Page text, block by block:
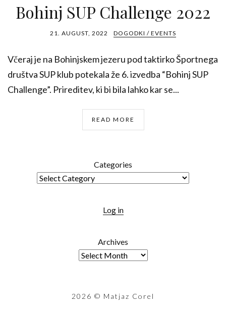
Bohinj SUP Challenge 2022
21. AUGUST, 2022 DOGODKI / EVENTS
Včeraj je na Bohinjskem jezeru pod taktirko Športnega
društva SUP klub potekala že 6. izvedba “Bohinj SUP
Challenge”. Prireditev, ki bi bila lahko kar se...
READ MORE
Categories
Log in
Archives
2026 © Matjaz Corel